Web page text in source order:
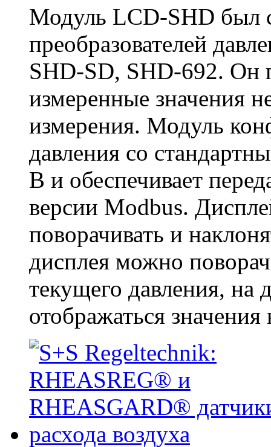
Модуль LCD-SHD был
преобразователей
SHD-SD, SHD-692. Он
измеренные значения
измерения. Модуль
давления со
В и обеспечивает
версии Modbus.
поворачивать и
дисплея можно
текущего давления, на
отображаться